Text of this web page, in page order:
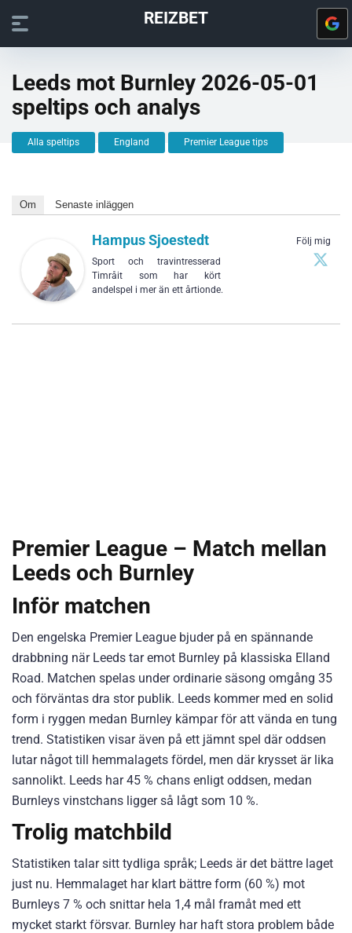
REIZBET
Leeds mot Burnley 2026-05-01
speltips och analys
Alla speltips England Premier League tips
Om Senaste inläggen
Följ mig
Hampus Sjoestedt
Sport och travintresserad
Timråit som har kört
andelspel i mer än ett årtionde.
Premier League – Match mellan
Leeds och Burnley
Inför matchen
Den engelska Premier League bjuder på en spännande
drabbning när Leeds tar emot Burnley på klassiska Elland
Road. Matchen spelas under ordinarie säsong omgång 35
och förväntas dra stor publik. Leeds kommer med en solid
form i ryggen medan Burnley kämpar för att vända en tung
trend. Statistiken visar även på ett jämnt spel där oddsen
lutar något till hemmalagets fördel, men där krysset är lika
sannolikt. Leeds har 45 % chans enligt oddsen, medan
Burnleys vinstchans ligger så lågt som 10 %.
Trolig matchbild
Statistiken talar sitt tydliga språk; Leeds är det bättre laget
just nu. Hemmalaget har klart bättre form (60 %) mot
Burnleys 7 % och snittar hela 1,4 mål framåt med ett
mycket starkt försvar. Burnley har haft stora problem både